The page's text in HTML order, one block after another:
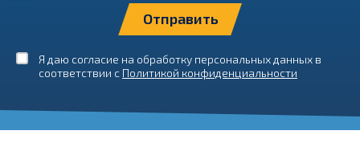
Я даю согласие на обработку персональных данных в
соответствии с Политикой конфиденциальности